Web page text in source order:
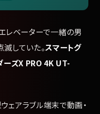
レベーターで一緒の男
していた。スマートグ
ーズX PRO 4K UT-
ェアラブル端末で動画・